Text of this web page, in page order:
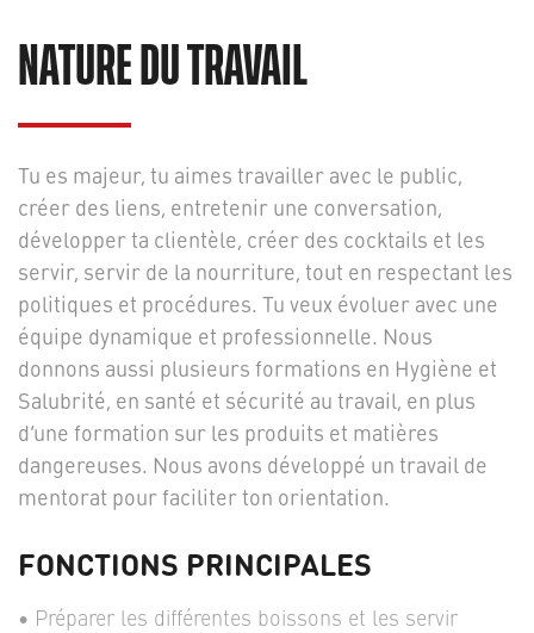
NATURE DU TRAVAIL
Tu es majeur, tu aimes travailler avec le public,
créer des liens, entretenir une conversation,
développer ta clientèle, créer des cocktails et les
servir, servir de la nourriture, tout en respectant les
politiques et procédures. Tu veux évoluer avec une
équipe dynamique et professionnelle. Nous
donnons aussi plusieurs formations en Hygiène et
Salubrité, en santé et sécurité au travail, en plus
d’une formation sur les produits et matières
dangereuses. Nous avons développé un travail de
mentorat pour faciliter ton orientation.
FONCTIONS PRINCIPALES
Préparer les différentes boissons et les servir